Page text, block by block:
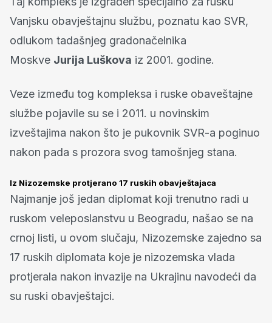
Vanjsku obavještajnu službu, poznatu kao SVR,
odlukom tadašnjeg gradonačelnika
Moskve Jurija Luškova iz 2001. godine.
Veze između tog kompleksa i ruske obaveštajne
službe pojavile su se i 2011. u novinskim
izveštajima nakon što je pukovnik SVR-a poginuo
nakon pada s prozora svog tamošnjeg stana.
Iz Nizozemske protjerano 17 ruskih obavještajaca
Najmanje još jedan diplomat koji trenutno radi u
ruskom veleposlanstvu u Beogradu, našao se na
crnoj listi, u ovom slučaju, Nizozemske zajedno sa
17 ruskih diplomata koje je nizozemska vlada
protjerala nakon invazije na Ukrajinu navodeći da
su ruski obavještajci.